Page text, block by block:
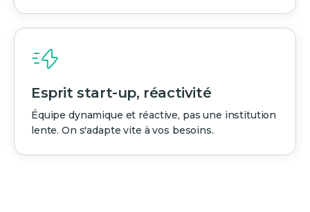
Esprit start-up, réactivité
Équipe dynamique et réactive, pas une institution
lente. On s'adapte vite à vos besoins.